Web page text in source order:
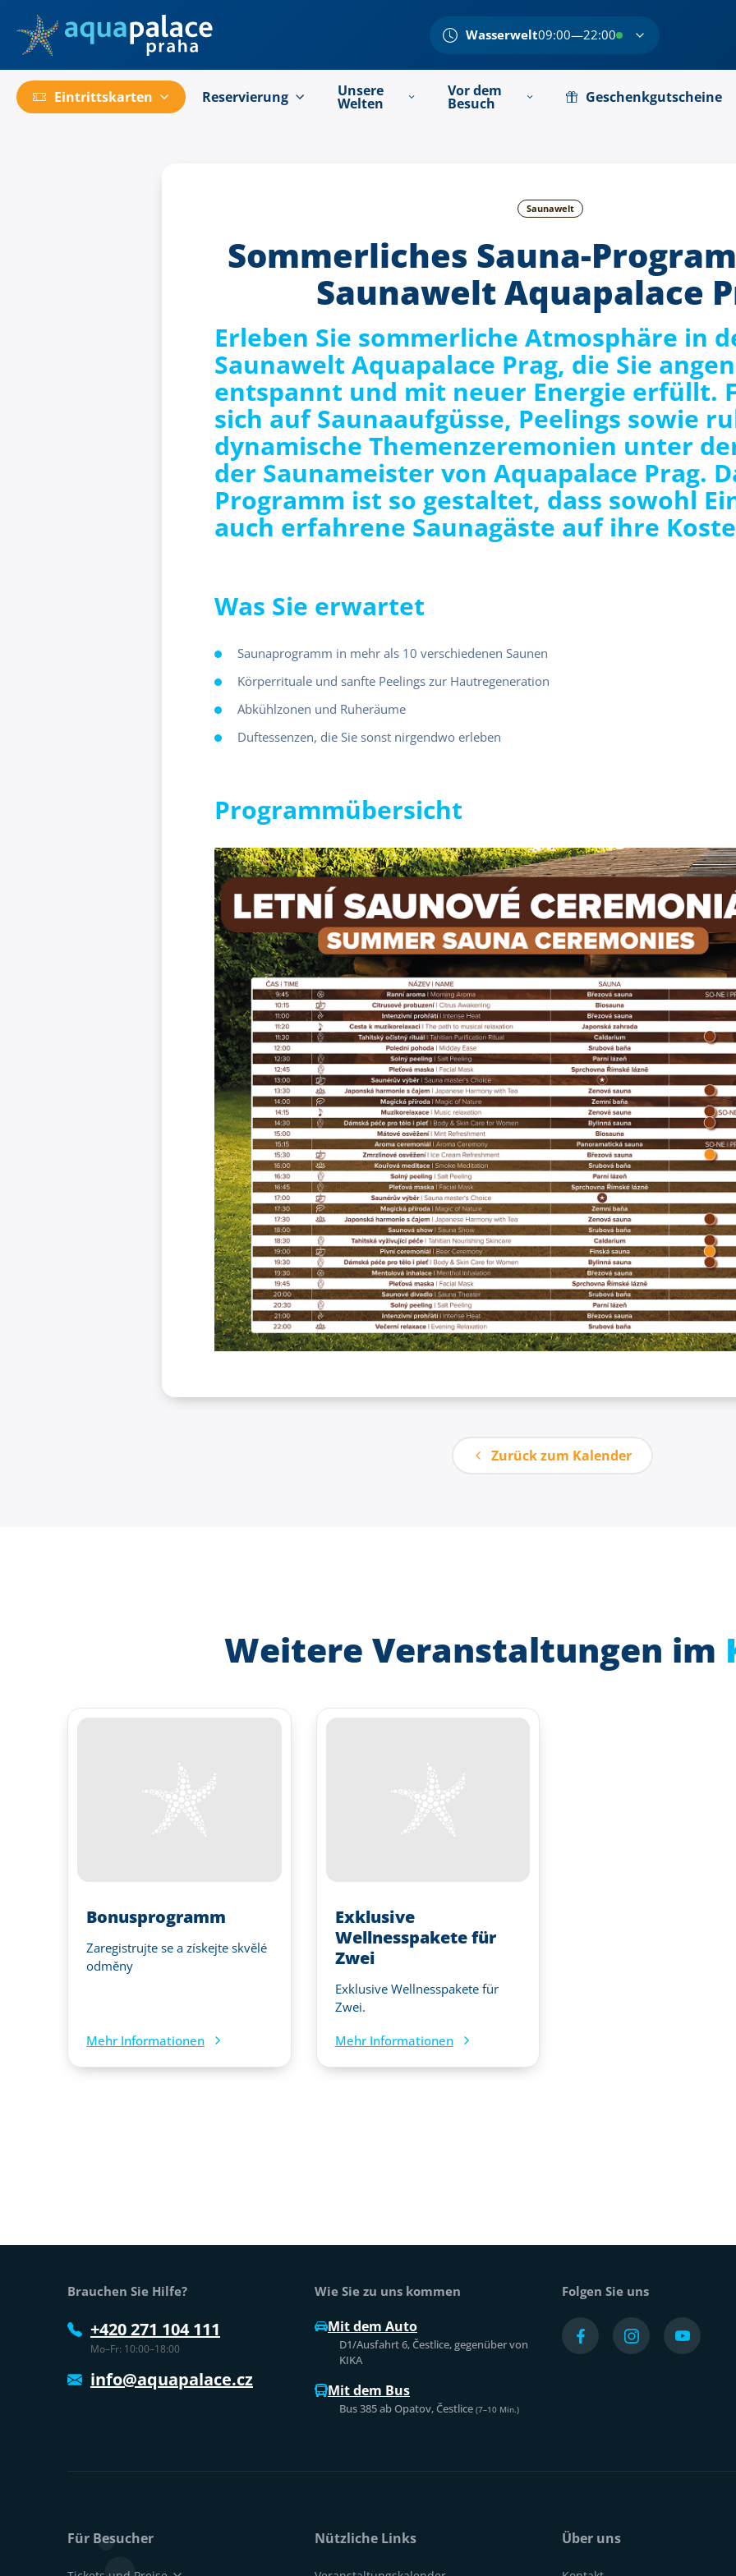
Wasserwelt09:00—22:00
Eintrittskarten Reservierung Unsere
Welten
Vor dem
Besuch Geschenkgutscheine
Saunawelt
Sommerliches Sauna-
Saunawelt Aquapalace
Erleben Sie sommerliche Atmosphäre in
Saunawelt Aquapalace Prag, die Sie
entspannt und mit neuer Energie erfüllt.
sich auf Saunaaufgüsse, Peelings sowie
dynamische Themenzeremonien unter
der Saunameister von Aquapalace Prag.
Programm ist so gestaltet, dass sowohl
auch erfahrene Saunagäste auf ihre
Was Sie erwartet
Saunaprogramm in mehr als 10 verschiedenen Saunen
Körperrituale und sanfte Peelings zur Hautregeneration
Abkühlzonen und Ruheräume
Duftessenzen, die Sie sonst nirgendwo erleben
Programmübersicht
Zurück zum Kalender
Weitere Veranstaltungen im
Bonusprogramm
Zaregistrujte se a získejte skvělé
odměny
Mehr Informationen
Exklusive
Wellnesspakete für
Zwei
Exklusive Wellnesspakete für
Zwei.
Mehr Informationen
Brauchen Sie Hilfe?
+420 271 104 111
Mo–Fr: 10:00–18:00
info@aquapalace.cz
Wie Sie zu uns kommen
Mit dem Auto
D1/Ausfahrt 6, Čestlice, gegenüber von
KIKA
Mit dem Bus
Bus 385 ab Opatov, Čestlice (7–10 Min.)
Folgen Sie uns
Für Besucher Nützliche Links Über uns